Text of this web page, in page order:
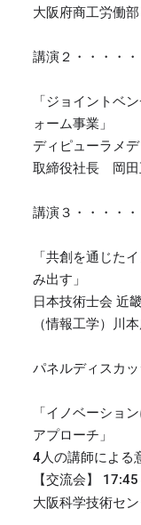
大阪府商工労働
講演２・・・・
「ジョイントベ
ォーム事業」
ディピューラメ
取締役社長 岡田
講演３・・・・
「共創を通じた
み出す」
日本技術士会 近
（情報工学）川
パネルディスカ
「イノベーショ
アプローチ」
4人の講師による
【交流会】
大阪科学技術セ